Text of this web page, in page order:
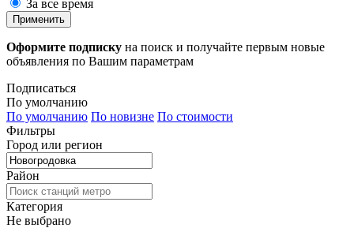
За все время
Применить
Оформите подписку на поиск и получайте первым новые
объявления по Вашим параметрам
Подписаться
По умолчанию
По умолчанию По новизне По стоимости
Фильтры
Город или регион
Район
Категория
Не выбрано